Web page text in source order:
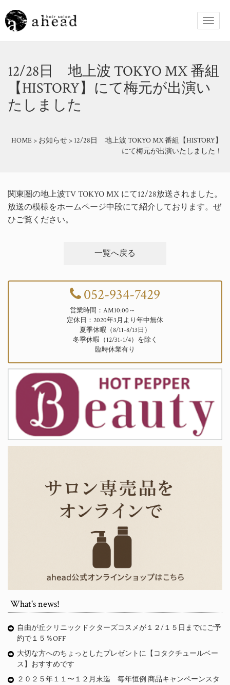
12/28日 地上波 TOKYO MX 番組
【HISTORY】にて梅元が出演い
たしました
HOME > お知らせ > 12/28日 地上波 TOKYO MX 番組【HISTORY】
にて梅元が出演いたしました！
関東圏の地上波TV TOKYO MX にて12/28放送されました。
放送の模様をホームページ中段にて紹介しております。ぜ
ひご覧ください。
一覧へ戻る
052-934-7429
営業時間：AM10:00～
定休日：2020年3月より年中無休
夏季休暇（8/11-8/13日）
冬季休暇（12/31-1/4）を除く
臨時休業有り
What's news!
自由が丘クリニックドクターズコスメが１２/１５日までにご予
約で１５％OFF
大切な方へのちょっとしたプレゼントに【コタクチュールベー
ス】おすすめです
２０２５年１１〜１２月末迄 毎年恒例 商品キャンペーンスタ